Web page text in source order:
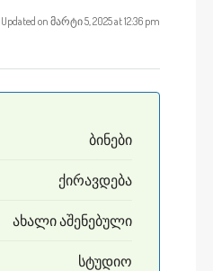
Updated on მარტი 5, 2025 at 12:36 pm
ბინები
ქირავდება
ახალი აშენებული
სტუდიო